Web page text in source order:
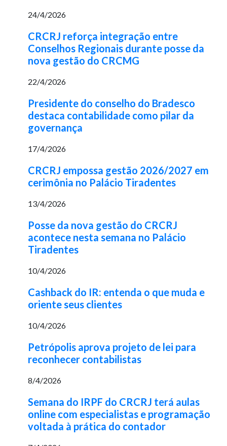
24/4/2026
CRCRJ reforça integração entre
Conselhos Regionais durante posse da
nova gestão do CRCMG
22/4/2026
Presidente do conselho do Bradesco
destaca contabilidade como pilar da
governança
17/4/2026
CRCRJ empossa gestão 2026/2027 em
cerimônia no Palácio Tiradentes
13/4/2026
Posse da nova gestão do CRCRJ
acontece nesta semana no Palácio
Tiradentes
10/4/2026
Cashback do IR: entenda o que muda e
oriente seus clientes
10/4/2026
Petrópolis aprova projeto de lei para
reconhecer contabilistas
8/4/2026
Semana do IRPF do CRCRJ terá aulas
online com especialistas e programação
voltada à prática do contador